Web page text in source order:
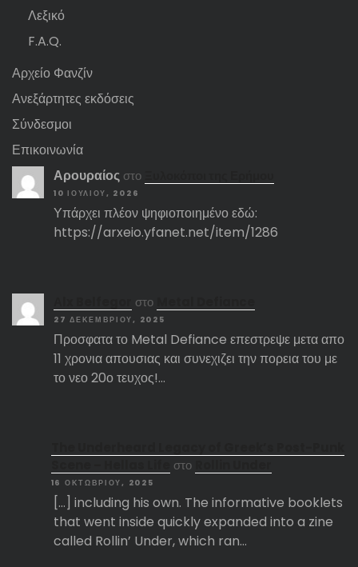
Λεξικό
F.A.Q.
Αρχείο Φανζίν
Ανεξάρτητες εκδόσεις
Σύνδεσμοι
Επικοινωνία
Αρουραίος στο
10 ΙΟΥΛΊΟΥ, 2026
Υπάρχει πλέον ψηφιοποιημένο εδώ:
https://arxeio.yfanet.net/item/1286
στο
27 ΔΕΚΕΜΒΡΊΟΥ, 2025
Προσφατα το Metal Defiance επεστρεψε μετα απο
11 χρονια απουσιας και συνεχιζει την πορεια του με
το νεο 20ο τευχος!…
στο
16 ΟΚΤΩΒΡΊΟΥ, 2025
[…] including his own. The informative booklets
that went inside quickly expanded into a zine
called Rollin’ Under, which ran…